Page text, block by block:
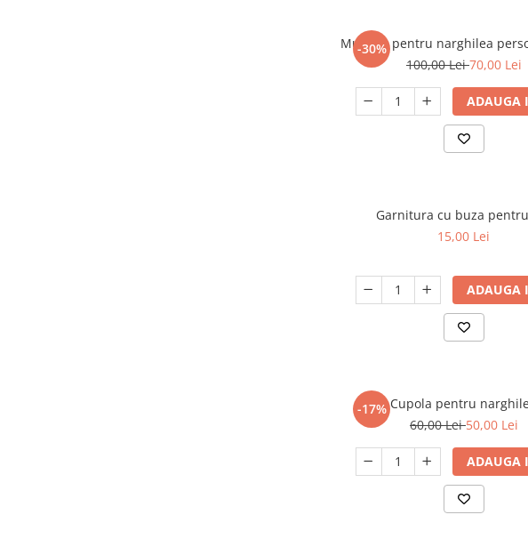
-30%
Mustiuc pentru narghilea
100,00 Lei70,00 Lei
ADAUGA
Garnitura cu buza
15,00 Lei
ADAUGA
-17% Cupola pentru
60,00 Lei50,00 Lei
ADAUGA